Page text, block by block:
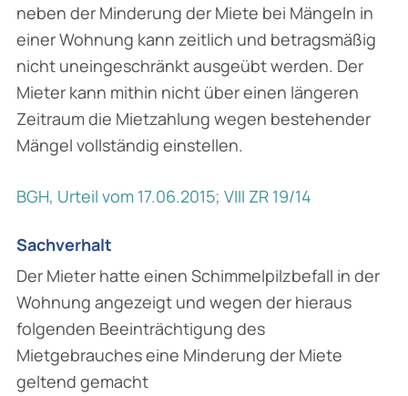
neben der Minderung der Miete bei Mängeln in
einer Wohnung kann zeitlich und betragsmäßig
nicht uneingeschränkt ausgeübt werden. Der
Mieter kann mithin nicht über einen längeren
Zeitraum die Mietzahlung wegen bestehender
Mängel vollständig einstellen.
BGH, Urteil vom 17.06.2015; VIII ZR 19/14
Sachverhalt
Der Mieter hatte einen Schimmelpilzbefall in der
Wohnung angezeigt und wegen der hieraus
folgenden Beeinträchtigung des
Mietgebrauches eine Minderung der Miete
geltend gemacht